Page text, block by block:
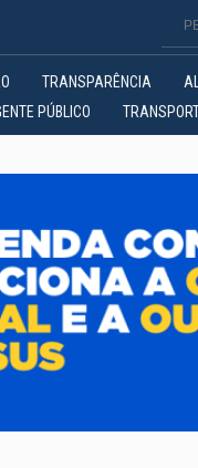
TRANSPARÊNCIA
PÚBLICO